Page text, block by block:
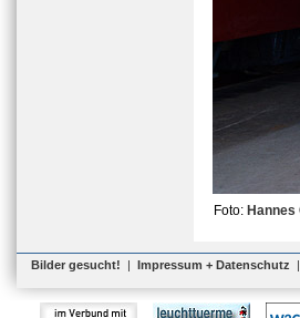
Foto: Hannes
Bilder gesucht! | Impressum + Datenschutz |